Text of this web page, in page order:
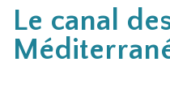
Le canal